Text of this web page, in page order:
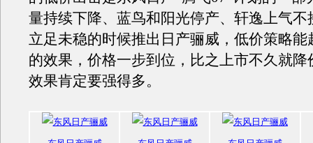
量持续下降、蓝鸟和阳光停产、轩逸上气不
立足未稳的时候推出日产骊威，低价策略能
的效果，价格一步到位，比之上市不久就降
效果肯定要强得多。